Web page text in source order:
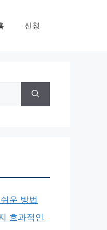
신청
운 방법
효과적인